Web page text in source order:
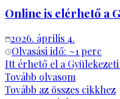
Online is elérhető a
2026. április 4.
Olvasási idő: ~1 perc
Itt érhető el a
Tovább olvasom
Tovább az összes cikkhez